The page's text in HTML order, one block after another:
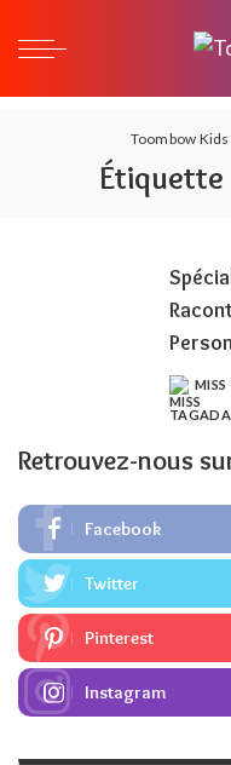
Toombow Kids
Étiquette
POSTED
BY
Retrouvez-nous
Facebook
Twitter
Pinterest
Instagram